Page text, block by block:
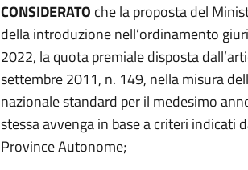
CONSIDERATO che la proposta del
della introduzione nell’ordinamento
2022, la quota premiale disposta
settembre 2011, n. 149, nella misura
nazionale standard per il medesimo
stessa avvenga in base a criteri indicati
Province Autonome;